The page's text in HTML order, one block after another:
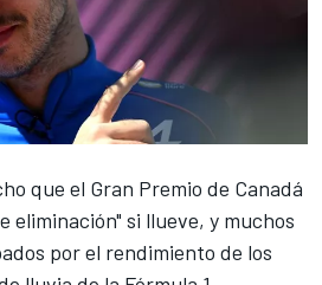
que el Gran Premio de Canadá
eliminación" si llueve, y muchos
por el rendimiento de los